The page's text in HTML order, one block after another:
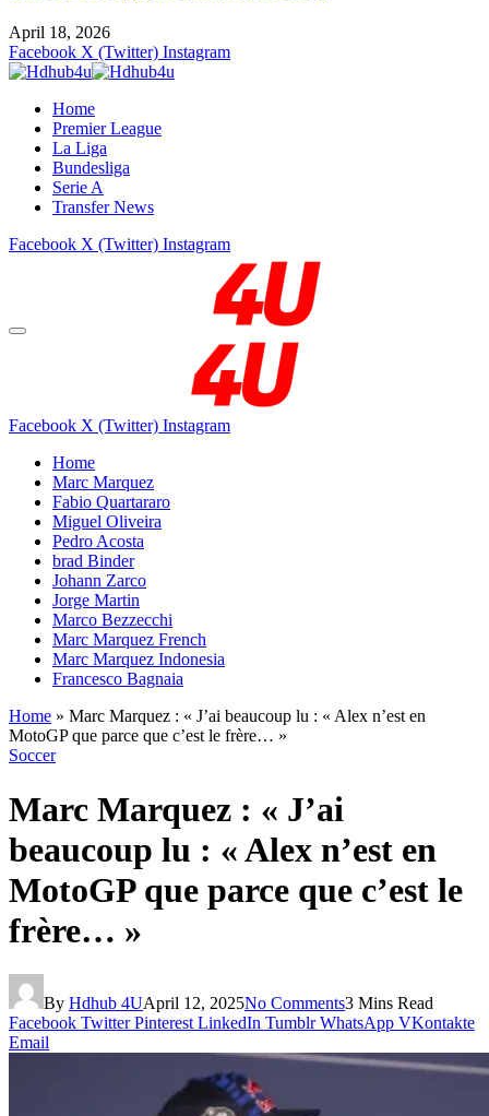
April 18, 2026
Facebook X (Twitter) Instagram
Home
Premier League
La Liga
Bundesliga
Serie A
Transfer News
Facebook X (Twitter) Instagram
Facebook X (Twitter) Instagram
Home
Marc Marquez
Fabio Quartararo
Miguel Oliveira
Pedro Acosta
brad Binder
Johann Zarco
Jorge Martin
Marco Bezzecchi
Marc Marquez French
Marc Marquez Indonesia
Francesco Bagnaia
Home » Marc Marquez : « J’ai beaucoup lu : « Alex n’est en
MotoGP que parce que c’est le frère… »
Soccer
Marc Marquez : « J’ai
beaucoup lu : « Alex n’est en
MotoGP que parce que c’est le
frère… »
By Hdhub 4UApril 12, 2025No Comments3 Mins Read
Facebook Twitter Pinterest LinkedIn Tumblr WhatsApp VKontakte
Email